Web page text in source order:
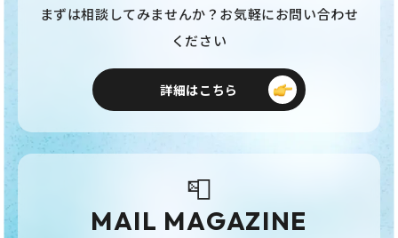
まずは相談してみませんか？お気軽にお問い合わせ
ください
詳細はこちら
📮
MAIL MAGAZINE